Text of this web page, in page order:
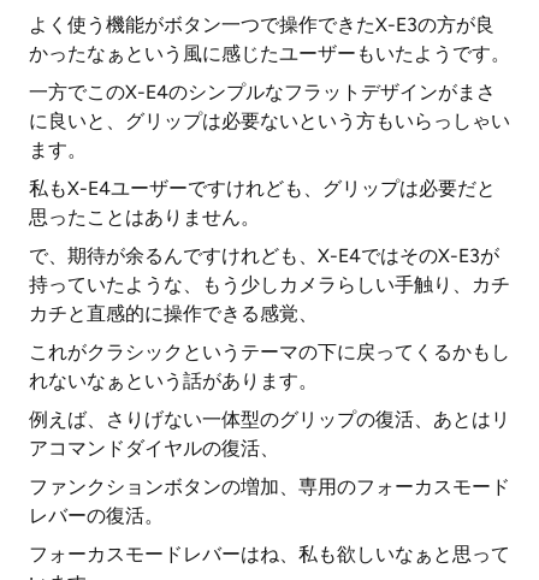
よく使う機能がボタン一つで操作できたX-E3の方が良
かったなぁという風に感じたユーザーもいたようです。
一方でこのX-E4のシンプルなフラットデザインがまさ
に良いと、グリップは必要ないという方もいらっしゃい
ます。
私もX-E4ユーザーですけれども、グリップは必要だと
思ったことはありません。
で、期待が余るんですけれども、X-E4ではそのX-E3が
持っていたような、もう少しカメラらしい手触り、カチ
カチと直感的に操作できる感覚、
これがクラシックというテーマの下に戻ってくるかもし
れないなぁという話があります。
例えば、さりげない一体型のグリップの復活、あとはリ
アコマンドダイヤルの復活、
ファンクションボタンの増加、専用のフォーカスモード
レバーの復活。
フォーカスモードレバーはね、私も欲しいなぁと思って